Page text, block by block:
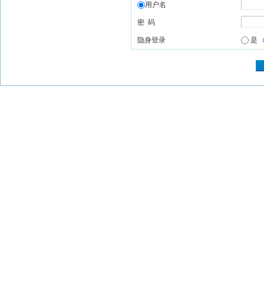
用户名
密 码
隐身登录 是